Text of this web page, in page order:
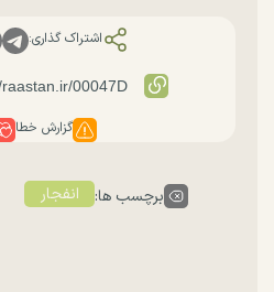
اشتراک گذاری:
گزارش خطا
برچسب ها: انفجار